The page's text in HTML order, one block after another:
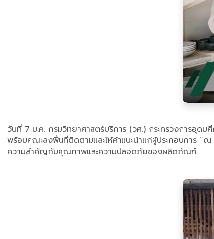
วันที่ 7 ม.ค. กรมวิทยาศาสตร์บริการ (วศ.) กระทรวงการอุด
พร้อมคณะลงพื้นที่ติดตามและให้คำแนะนำแก่ผู้ประกอบการ “
ความสำคัญกับคุณภาพและความปลอดภัยของผลิตภัณฑ์